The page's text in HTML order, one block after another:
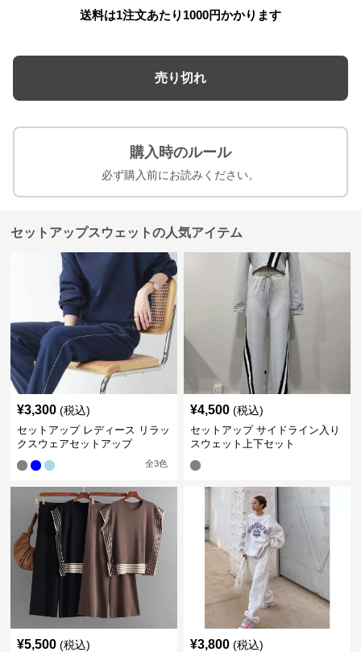
送料は1注文あたり 1000円かかります
売り切れ
購入時のルール
必ず購入前にお読みください。
セットアップスウェットの人気アイテム
¥3,300 (税込)
セットアップ レディース リラッ
クスウェアセットアップ
全3色
¥4,500 (税込)
セットアップ サイドライン入り
スウェット上下セット
¥5,500 (税込) ¥3,800 (税込)